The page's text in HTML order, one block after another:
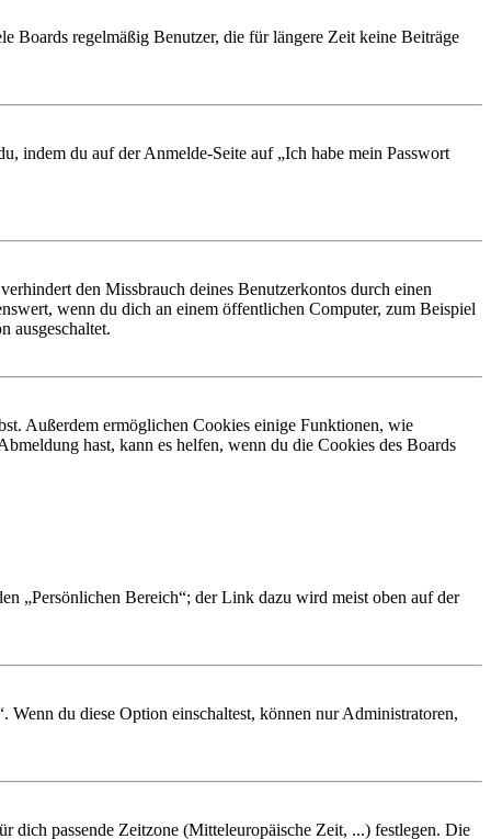
Boards regelmäßig Benutzer, die für längere Zeit keine Beiträge
indem du auf der Anmelde-Seite auf „Ich habe mein Passwort
den Missbrauch deines Benutzerkontos durch einen
wenn du dich an einem öffentlichen Computer, zum Beispiel
ausgeschaltet.
Außerdem ermöglichen Cookies einige Funktionen, wie
hast, kann es helfen, wenn du die Cookies des Boards
„Persönlichen Bereich“; der Link dazu wird meist oben auf der
du diese Option einschaltest, können nur Administratoren,
dich passende Zeitzone (Mitteleuropäische Zeit, ...) festlegen. Die